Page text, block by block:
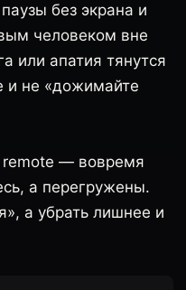
без экрана и
человеком вне
или апатия тянутся
и не «дожимайте
— вовремя
а перегружены.
а убрать лишнее и